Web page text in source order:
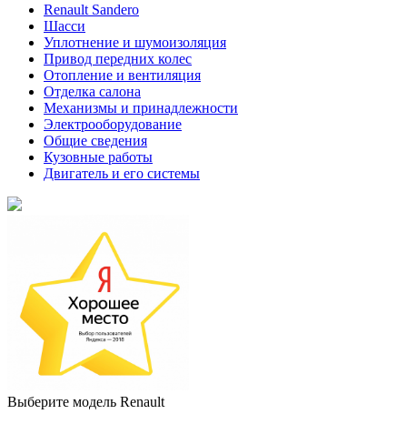
Renault Sandero
Шасси
Уплотнение и шумоизоляция
Привод передних колес
Отопление и вентиляция
Отделка салона
Механизмы и принадлежности
Электрооборудование
Общие сведения
Кузовные работы
Двигатель и его системы
Выберите модель Renault